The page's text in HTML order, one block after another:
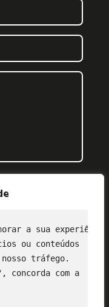
a sua experiência
ou conteúdos
tráfego.
concorda com a